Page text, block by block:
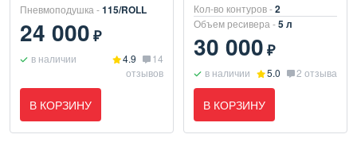
Пневмоподушка -115/ROLL
24 000₽
в наличии 4.9
14
отзывов
В КОРЗИНУ
Кол-во контуров -2
Объем ресивера -5 л
30 000₽
в наличии 5.0 2 отзыва
В КОРЗИНУ